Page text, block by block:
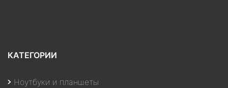
КАТЕГОРИИ
Ноутбуки и планшеты